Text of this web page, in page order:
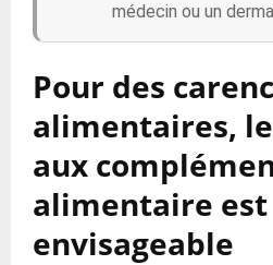
médecin ou un
Pour des
alimentaires,
aux
alimentaire est
envisageable